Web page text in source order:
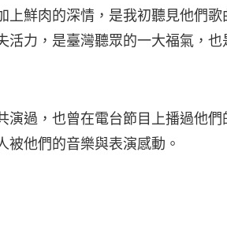
上鮮肉的深情，是我初聽見他們
活力，是臺灣聽眾的一大福氣，
演過，也曾在電台節目上播過他
被他們的音樂與表演感動。